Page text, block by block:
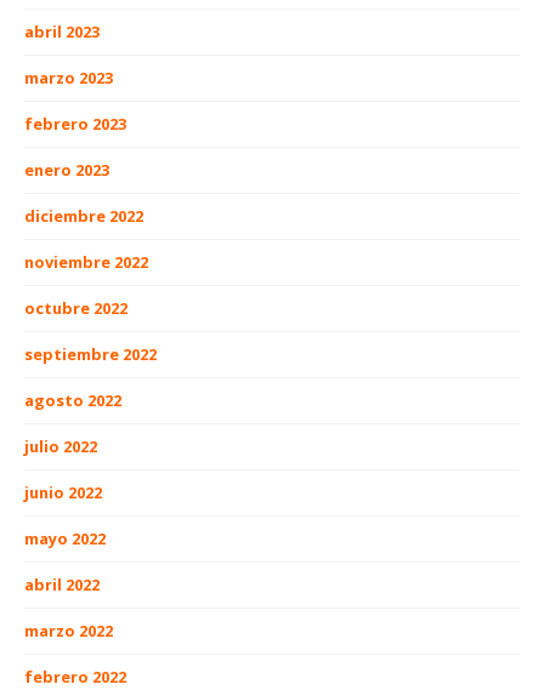
abril 2023
marzo 2023
febrero 2023
enero 2023
diciembre 2022
noviembre 2022
octubre 2022
septiembre 2022
agosto 2022
julio 2022
junio 2022
mayo 2022
abril 2022
marzo 2022
febrero 2022